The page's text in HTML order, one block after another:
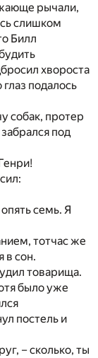
рычали,
слишком
Билл
хвороста
подалось
собак, протер
под
семь. Я
тотчас же
в сон.
товарища.
было уже
постель и
– сколько, ты